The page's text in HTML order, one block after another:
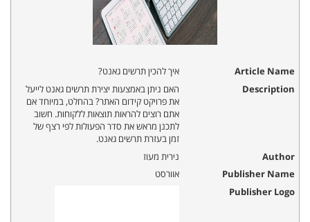
Article Name
איך להכין תרשים גאנט?
Description
האם ניתן באמצעות יצירת תרשים גאנט לייעל
את פרויקט קידום האתר? בהחלט, במיוחד אם
אתם רוצים להראות תוצאות ללקוחות. חשוב
לתכנן מראש את סדר הפעולות לפי רצף של
זמן בעזרת תרשים גאנט.
Author
נירית מעוז
Publisher Name
אוורסט
Publisher Logo